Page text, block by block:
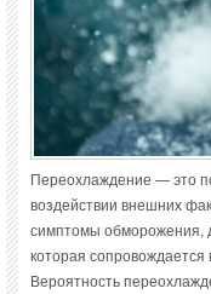
Переохлаждение — это
воздействии внешних
симптомы обморожения,
которая
Вероятность